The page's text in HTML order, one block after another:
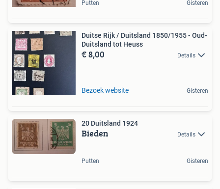
Putten Gisteren
Duitse Rijk / Duitsland 1850/1955 - Oud-
Duitsland tot Heuss
€ 8,00 Details
Bezoek website Gisteren
20 Duitsland 1924
Bieden Details
Putten Gisteren